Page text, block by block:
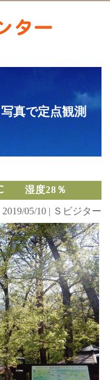
真で定点観測
湿度28％
2019/05/10 | Ｓビジター